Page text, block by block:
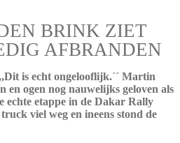
BRINK ZIET
AFBRANDEN
is echt ongelooflijk.´´ Martin
ogen nog nauwelijks geloven als
echte etappe in de Dakar Rally
viel weg en ineens stond de